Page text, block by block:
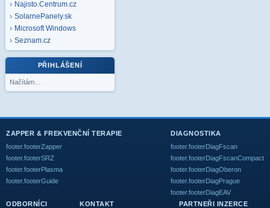
Najisto.Centrum.cz
SolarnePanely.sk
Microsoft Windows
Seznam.cz
PŘIHLÁŠENÍ
Načítám…
ZAPPER & FREKVENČNÍ TERAPIE
footer.footerZapper
footer.footerSRZ
footer.footerPlasma
footer.footerGuide
DIAGNOSTIKA
footer.footerDiagFscan
footer.footerDiagFscanCompact
footer.footerDiagOberon
footer.footerDiagPrague
footer.footerDiagEAV
ODBORNÍCI
KONTAKT PARTNEŘI INZERCE